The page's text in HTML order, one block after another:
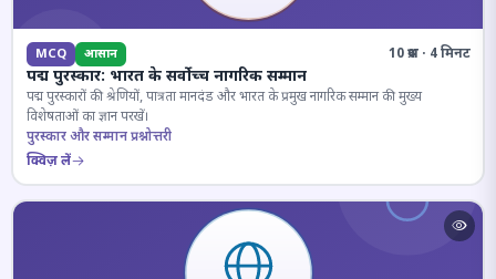
MCQ आसान 10 प्रश्न · 4 मिनट
पद्म पुरस्कार: भारत के सर्वोच्च नागरिक सम्मान
पद्म पुरस्कारों की श्रेणियों, पात्रता मानदंड और भारत के प्रमुख नागरिक सम्मान की मुख्य
विशेषताओं का ज्ञान परखें।
पुरस्कार और सम्मान प्रश्नोत्तरी
क्विज़ लें